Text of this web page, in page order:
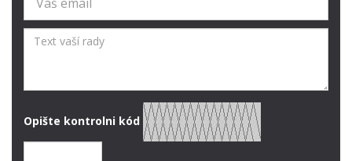
Opište kontrolni kód